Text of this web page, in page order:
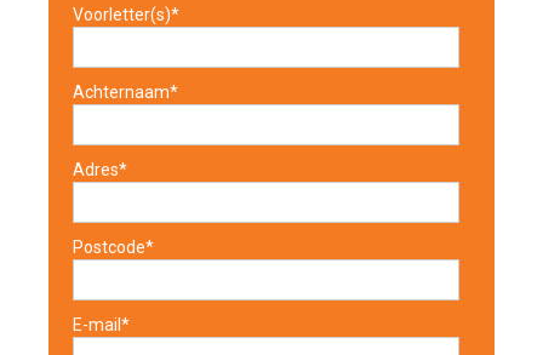
Voorletter(s)*
Achternaam*
Adres*
Postcode*
E-mail*